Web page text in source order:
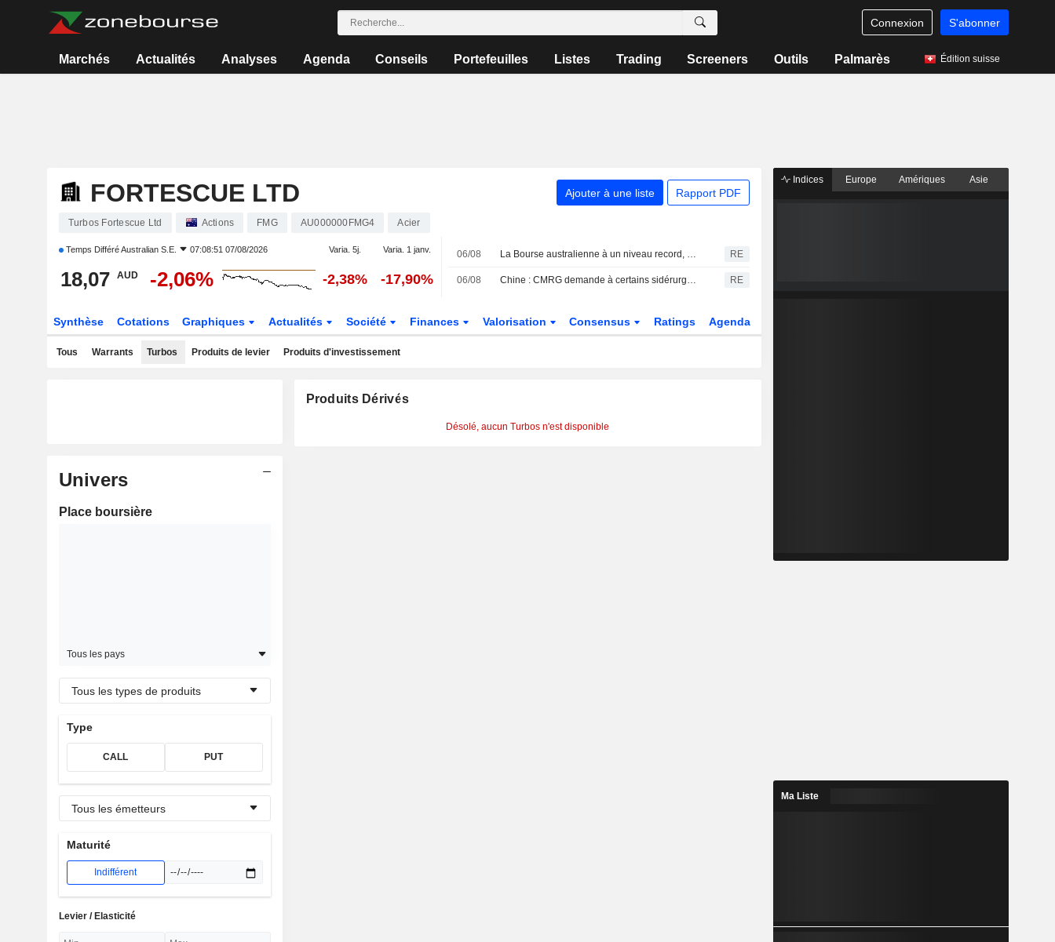
Connexion S'abonner
Marchés Actualités Analyses Agenda Conseils Portefeuilles Listes Trading Screeners Outils Palmarès Édition suisse
FORTESCUE LTD Ajouter à une liste Rapport PDF
Turbos Fortescue Ltd Actions FMG AU000000FMG4 Acier
Temps DifféréAustralian S.E. 07:08:51 07/08/2026 Varia. 5j. Varia. 1 janv.
18,07 AUD -2,06% -2,38% -17,90%
06/08 La Bourse australienne à un niveau record, les investisseurs se protégeant de la volatilité liée à l'IA RE
06/08 Chine : CMRG demande à certains sidérurgistes de suspendre les discussions avec Rio Tinto, selon des sources RE
Synthèse Cotations Graphiques Actualités Société Finances Valorisation Consensus Ratings Agenda
Tous Warrants Turbos Produits de levier Produits d'investissement
Univers
Place boursière
Tous les pays
Tous les types de produits
Type
CALL PUT
Tous les émetteurs
Maturité
Indifférent
Levier / Elasticité
Produits Dérivés
Désolé, aucun Turbos n'est disponible
Indices Europe Amériques Asie
Ma Liste